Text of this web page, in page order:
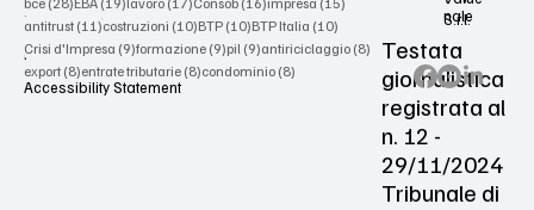
Terms & Conditions
Privacy Policy
Accessibility Statement
nale
S.r.l.
Testata
giornalistica
registrata al
n. 12 -
29/11/2024
Tribunale di
antitrust (11)11 post
costruzioni (10)10 post
BTP (10)10 post
BTP Italia (10)10 post
Crisi d'Impresa (9)9 post
formazione (9)9 post
pil (9)9 post
antiriciclaggio (8)8 post
export (8)8 post
entrate tributarie (8)8 post
condominio (8)8 post